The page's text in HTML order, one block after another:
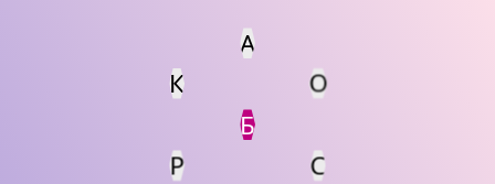
Мин. кол-во очков
Б
А
К
О
Р
С